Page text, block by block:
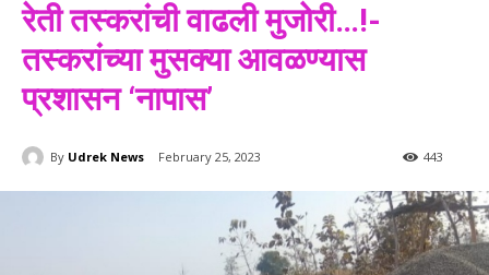
रेती तस्करांची वाढली मुजोरी…!-
तस्करांच्या मुसक्या आवळण्यास
प्रशासन ‘नापास’
By Udrek News February 25, 2023 443